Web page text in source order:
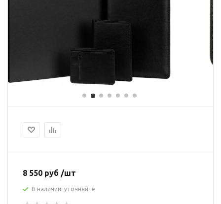
8 550 руб /шт
В наличии: уточняйте